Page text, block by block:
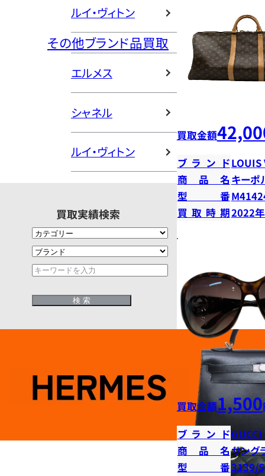
ルイ・ヴィトン
その他ブランド品買取
エルメス
シャネル
ルイ・ヴィトン
買取実績検索
買取金額
ブランドLOUIS
商品名 キーポ
型番
買取時期2022
買取金額1,500
ブランドGUCCI
商品名サング
型番3139/S